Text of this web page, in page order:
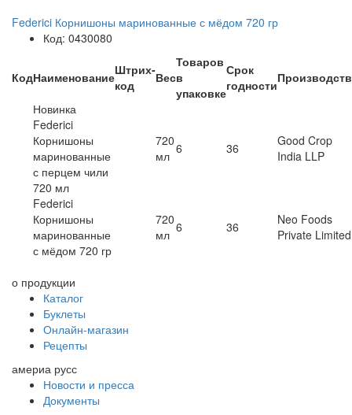
Federici Корнишоны маринованные с мёдом 720 гр
Код: 0430080
КодНаименованиеШтрих-
код
Вес
Товаров
в
упаковке
Срок
годности
Новинка
Federici
Корнишоны
маринованные
с перцем чили
720 мл
720
мл 6 36
Good Crop
India LLP
Federici
Корнишоны
маринованные
с мёдом 720 гр
720
мл 6 36
Neo Foods
Private Limited
о продукции
Каталог
Буклеты
Онлайн-магазин
Рецепты
америа русс
Новости и пресса
Документы